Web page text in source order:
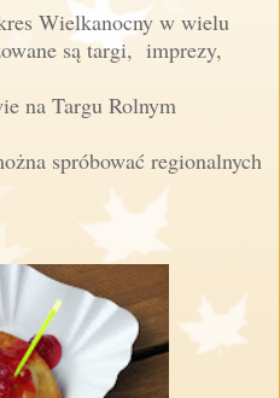
Wielkanocny w wielu
są targi, imprezy,
na Targu Rolnym
spróbować regionalnych